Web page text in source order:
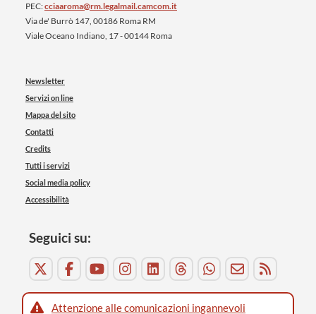
PEC:cciaaroma@rm.legalmail.camcom.it
Via de' Burrò 147, 00186 Roma RM
Viale Oceano Indiano, 17 - 00144 Roma
Newsletter
Servizi on line
Mappa del sito
Contatti
Credits
Tutti i servizi
Social media policy
Accessibilità
Seguici su:
Attenzione alle comunicazioni ingannevoli